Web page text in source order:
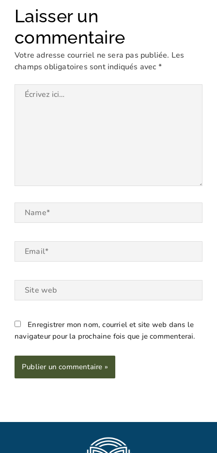
Laisser un
commentaire
Votre adresse courriel ne sera pas publiée. Les
champs obligatoires sont indiqués avec *
Écrivez
Name*
Email*
Site
Enregistrer mon nom, courriel et site web dans le
navigateur pour la prochaine fois que je commenterai.